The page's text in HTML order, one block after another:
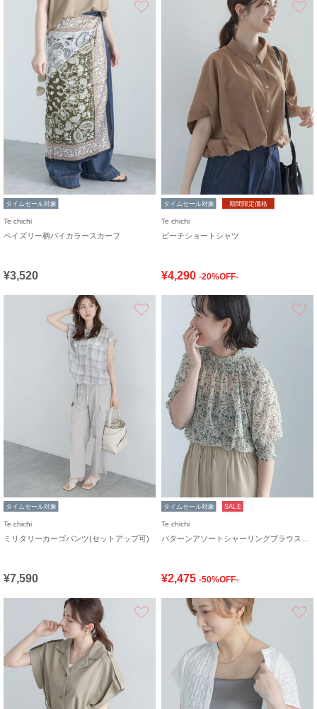
タイムセール対象
Te chichi
ペイズリー柄バイカラースカーフ
¥3,520
タイムセール対象 期間限定価格
Te chichi
ピーチショートシャツ
¥4,290 -20%OFF-
お気に入り
タイムセール対象
Te chichi
ミリタリーカーゴパンツ(セットアップ可)
¥7,590
タイムセール対象 SALE
Te chichi
¥2,475 -50%OFF-
お気に入り